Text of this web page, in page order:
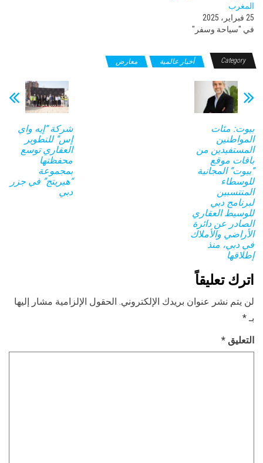
المغرب
25 فبراير، 2025
في "سياحة وسفر"
Category أخبار عالمية معارض
شركة “إيه واي
إس” للتطوير
العقاري توسع
محفظتها
بمجموعة
“هيريتج” في جزر
دبي
بيوت: مئات
المواطنين
المستفيدين من
باقات موقع
“بيوت” المجانية
للوسطاء
المنتسبين
لبرنامج دبي
للوسيط العقاري
الصادر عن دائرة
الأراضي والأملاك
في دبي، منذ
إطلاقها
اترك تعليقاً
لن يتم نشر عنوان بريدك الإلكتروني. الحقول الإلزامية مشار إليها
بـ*
التعليق *